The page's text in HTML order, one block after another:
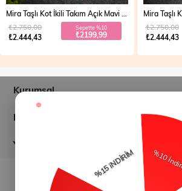
₺2.444,43
₺2.750,00 Sepette %10
₺2199,99 ₺2.444,43
₺2.750,00
Kurumsal
Müşteri İlişkileri
Yardım